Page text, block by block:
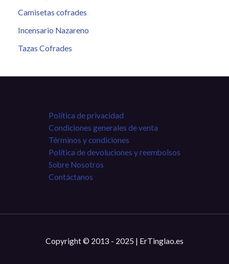
Camisetas cofrades
Incensario Nazareno
Tazas Cofrades
Política de privacidad
Condiciones generales de venta
Términos y condiciones
Política de devoluciones y reembolsos
Sobre Nosotros
Contáctanos
Copyright © 2013 - 2025 | ErTinglao.es